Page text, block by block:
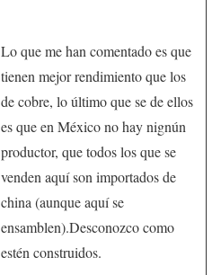
Lo que me han comentado es que
tienen mejor rendimiento que los
de cobre, lo último que se de ellos
es que en México no hay nignún
productor, que todos los que se
venden aquí son importados de
china (aunque aquí se
ensamblen).Desconozco como
estén construidos.